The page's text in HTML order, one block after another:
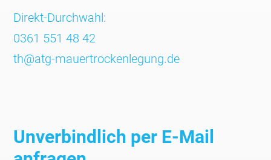
Direkt-Durchwahl:
0361 551 48 42
th@atg-mauertrockenlegung.de
Unverbindlich per E-Mail